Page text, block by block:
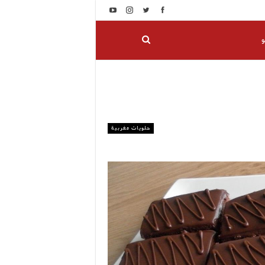
حلويات مغربية